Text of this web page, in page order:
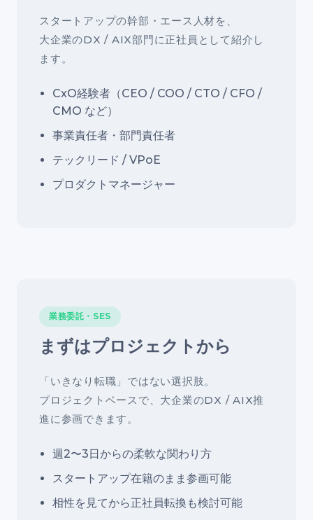
スタートアップの幹部・エース人材を、
大企業のDX / AIX部門に正社員として紹介し
ます。
CxO経験者（CEO / COO / CTO / CFO /
CMO など）
事業責任者・部門責任者
テックリード / VPoE
プロダクトマネージャー
業務委託・SES
まずはプロジェクトから
「いきなり転職」ではない選択肢。
プロジェクトベースで、大企業のDX / AIX推
進に参画できます。
週2〜3日からの柔軟な関わり方
スタートアップ在籍のまま参画可能
相性を見てから正社員転換も検討可能